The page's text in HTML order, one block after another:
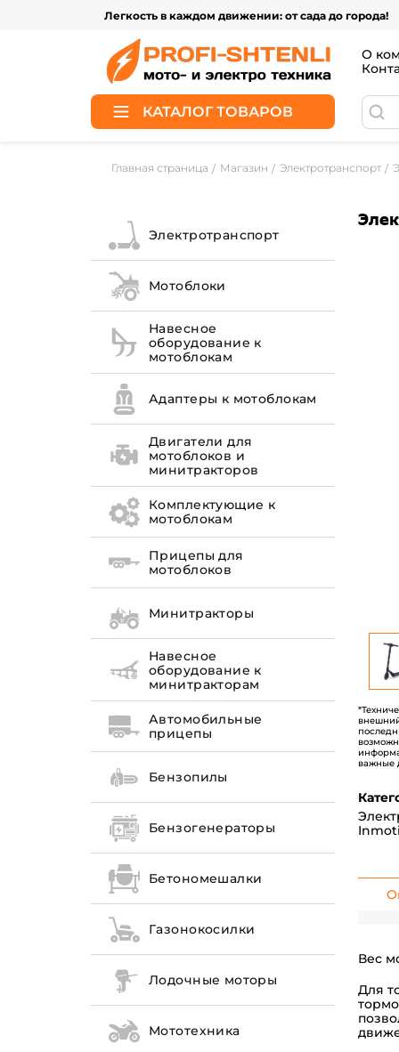
Легкость в каждом движении: от сада до города!
О
КАТАЛОГ ТОВАРОВ
Главная страница Магазин Электротранспорт
Электротранспорт
Мотоблоки
Навесное
оборудование к
мотоблокам
Адаптеры к мотоблокам
Двигатели для
мотоблоков и
минитракторов
Комплектующие к
мотоблокам
Прицепы для
мотоблоков
Минитракторы
Навесное
оборудование к
минитракторам
Автомобильные
прицепы
Бензопилы
Бензогенераторы
Бетономешалки
Газонокосилки
Лодочные моторы
Мототехника
важные
Вес
Для